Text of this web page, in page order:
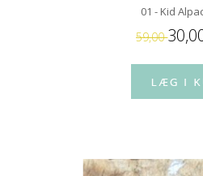
01 - Kid
59,00